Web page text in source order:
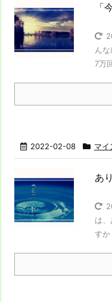
「
ん
7万
2022-02-08 マイ
あ
は
すか